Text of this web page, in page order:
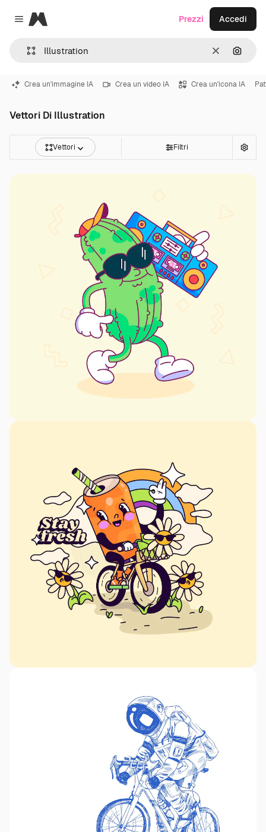
Close menu
Magnific
CancellaCerca
Prezzi Accedi
Crea un'immagine IA Crea un video IA Crea un'icona IA
Vettori Di Illustration
Vettori Filtri